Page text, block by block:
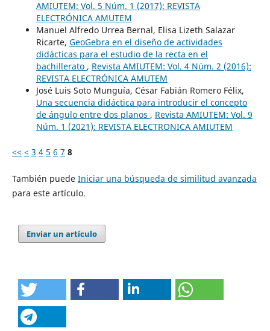
AMIUTEM: Vol. 5 Núm. 1 (2017): REVISTA
ELECTRÓNICA AMUTEM
Manuel Alfredo Urrea Bernal, Elisa Lizeth Salazar
Ricarte, GeoGebra en el diseño de actividades
didácticas para el estudio de la recta en el
bachillerato , Revista AMIUTEM: Vol. 4 Núm. 2 (2016):
REVISTA ELECTRÓNICA AMUTEM
José Luis Soto Munguía, César Fabián Romero Félix,
Una secuencia didáctica para introducir el concepto
de ángulo entre dos planos , Revista AMIUTEM: Vol. 9
Núm. 1 (2021): REVISTA ELECTRONICA AMIUTEM
<< < 3 4 5 6 7 8
También puede Iniciar una búsqueda de similitud avanzada
para este artículo.
Enviar un artículo